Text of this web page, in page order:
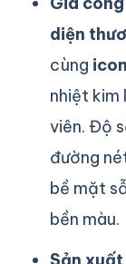
diện
cùng
nhiệt
viên. Độ
đường
bề mặt
bền màu.
Sản